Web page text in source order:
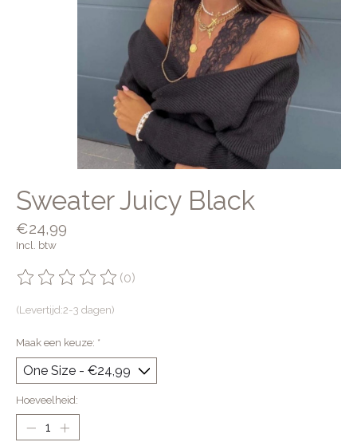
Sweater Juicy Black
€24,99
Incl. btw
De beoordeling van dit product is
(0)
(Levertijd:2-3 dagen)
Maak een keuze: *
Hoeveelheid: